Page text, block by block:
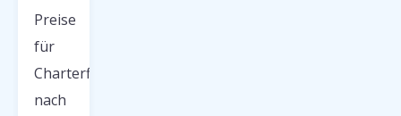
Preise
für
Charterflüge
nach